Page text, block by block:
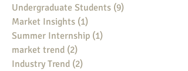
Undergraduate Students (9)
Market Insights (1)
Summer Internship (1)
market trend (2)
Industry Trend (2)